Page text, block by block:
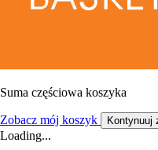
Suma częściowa koszyka
Zobacz mój koszyk Kontynuuj
Loading...